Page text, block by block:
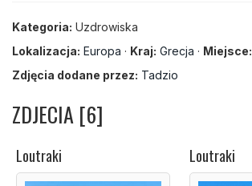
Kategoria: Uzdrowiska
Lokalizacja: Europa · Kraj: Grecja · Miejsce:
Zdjęcia dodane przez: Tadzio
ZDJECIA [6]
Loutraki Loutraki